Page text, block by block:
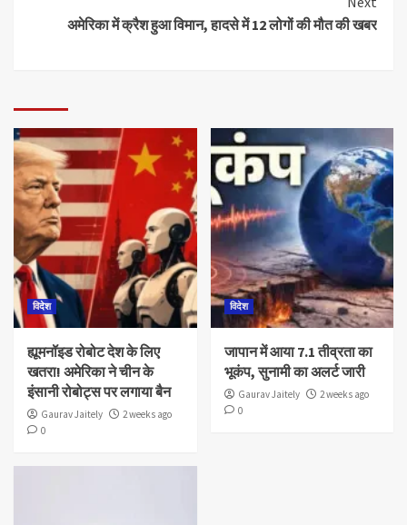
अमेरिका में क्रैश हुआ विमान, हादसे में 12 लोगों की मौत की खबर
विदेश
ह्यूमनॉइड रोबोट देश के लिए
खतरा! अमेरिका ने चीन के
इंसानी रोबोट्स पर लगाया बैन
Gaurav Jaitely
2 weeks ago
0
विदेश
जापान में आया 7.1 तीव्रता का
भूकंप, सुनामी का अलर्ट जारी
Gaurav Jaitely
2 weeks ago
0